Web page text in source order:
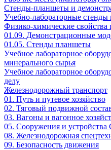
Стенды-планшеты и
Учебно-лабораторные
Физико-химические свойства
01.09. Демонстрационные
01.05. Стенды планшеты
Учебное лабораторное
минерального сырья
Учебное лабораторное
делу
Железнодорожный транспорт
01. Путь и путевое хозяйство
02. Тяговый подвижной
03. Вагоны и вагонное
05. Сооружения и
08. Железнодорожная
09. Безопасность движения